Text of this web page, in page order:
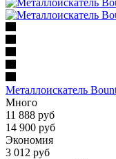
Металлоискатель
Много
11 888 руб
14 900 руб
Экономия
3 012 руб